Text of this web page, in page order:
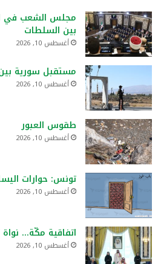
مجلس الشعب في
بين السلطات
أغسطس 10, 2026
مستقبل سورية
أغسطس 10, 2026
طقوس العبور
أغسطس 10, 2026
تونس: حوارات
أغسطس 10, 2026
اتفاقية مكّة…
أغسطس 10, 2026